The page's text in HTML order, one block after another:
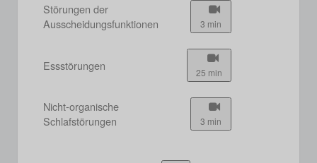
Störungen der
Ausscheidungsfunktionen
3 min
Essstörungen 25 min
Nicht-organische
Schlafstörungen
3 min